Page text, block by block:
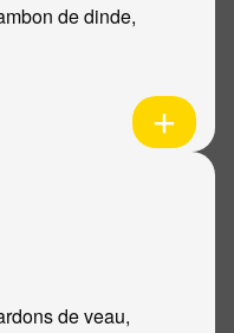
de dinde,
de veau,